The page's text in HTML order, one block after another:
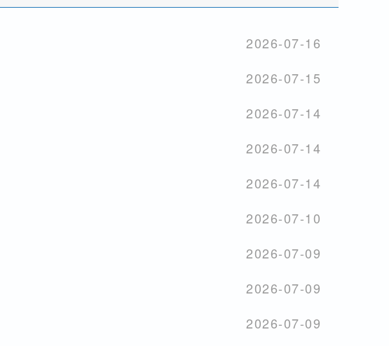
2026-07-16
2026-07-15
2026-07-14
2026-07-14
2026-07-14
2026-07-10
2026-07-09
2026-07-09
2026-07-09